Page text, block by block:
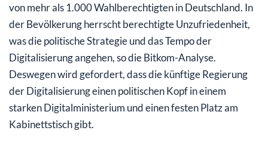
von mehr als 1.000 Wahlberechtigten in Deutschland. In
der Bevölkerung herrscht berechtigte Unzufriedenheit,
was die politische Strategie und das Tempo der
Digitalisierung angehen, so die Bitkom-Analyse.
Deswegen wird gefordert, dass die künftige Regierung
der Digitalisierung einen politischen Kopf in einem
starken Digitalministerium und einen festen Platz am
Kabinettstisch gibt.